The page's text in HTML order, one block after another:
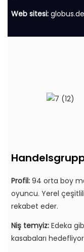
Web sitesi: globus.de
Profil: 94 orta boy
oyuncu. Yerel
rekabet eder.
Niş temyiz: Edeka
kasabaları